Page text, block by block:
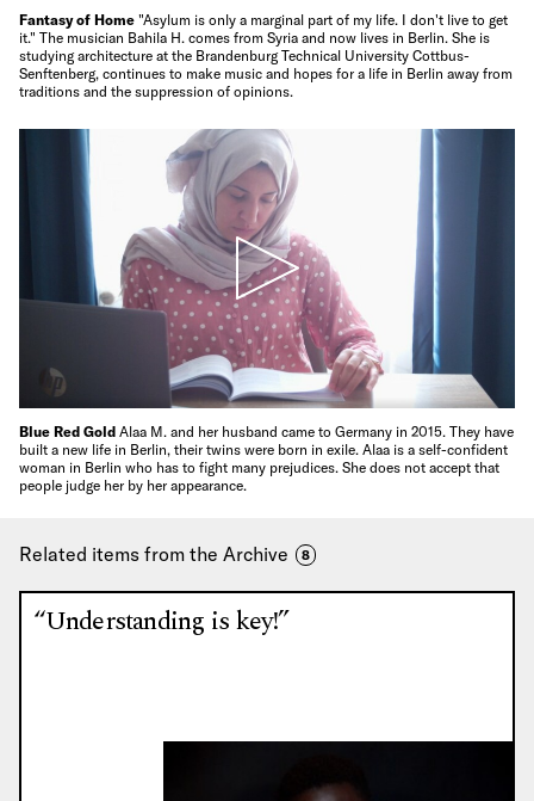
Fantasy of Home "Asylum is only a marginal part of my life. I don't live to get
it." The musician Bahila H. comes from Syria and now lives in Berlin. She is
studying architecture at the Brandenburg Technical University Cottbus-
Senftenberg, continues to make music and hopes for a life in Berlin away from
traditions and the suppression of opinions.
Blue Red Gold Alaa M. and her husband came to Germany in 2015. They have
built a new life in Berlin, their twins were born in exile. Alaa is a self-confident
woman in Berlin who has to fight many prejudices. She does not accept that
people judge her by her appearance.
Related items from the Archive 8
“Understanding is key!”